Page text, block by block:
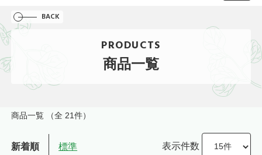
0点
BACK
PRODUCTS
商品一覧
商品一覧 （全 21件）
新着順 標準 表示件数